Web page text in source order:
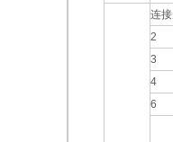
连
2
3
4
6